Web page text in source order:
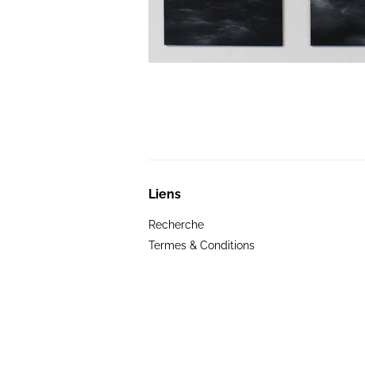
Liens
Recherche
Termes & Conditions